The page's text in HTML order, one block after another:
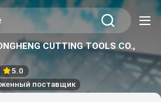
CUTTING TOOLS CO.,
5.0
поставщик